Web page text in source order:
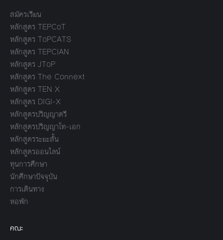
สมัครเรียน
หลักสูตร TEPCoT
หลักสูตร ToPCATS
หลักสูตร TEPCIAN
หลักสูตร JToP
หลักสูตร The Connext
หลักสูตร TEN X
หลักสูตร DIGI-X
หลักสูตรปริญญาตรี
หลักสูตรปริญญาโท-เอก
หลักสูตรระยะสั้น
หลักสูตรออนไลน์
ทุนการศึกษา
นักศึกษาปัจจุบัน
การเดินทาง
หอพัก
คณะ